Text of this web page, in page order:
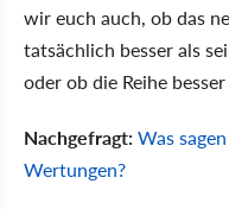
wir euch auch, ob das
tatsächlich besser als
oder ob die Reihe
Nachgefragt:Was
Wertungen?